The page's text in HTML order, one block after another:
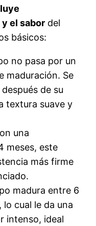
el sabor del
básicos:
no pasa por un
maduración. Se
de su
textura suave y
una
meses, este
más firme
madura entre 6
lo cual le da una
intenso, ideal